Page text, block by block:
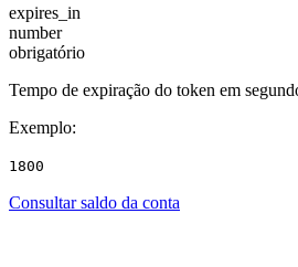
expires_in
number
obrigatório
Tempo de expiração do token em
Exemplo:
1800
Consultar saldo da conta